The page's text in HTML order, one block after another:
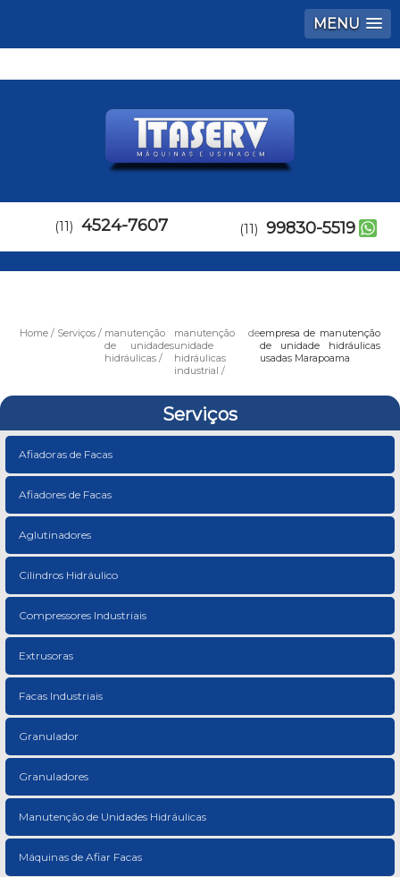
MENU
(11) 4524-7607 (11) 99830-5519
Home Serviços
manutenção
de unidades
hidráulicas
manutenção de
unidade
hidráulicas
industrial
empresa de manutenção
de unidade hidráulicas
usadas Marapoama
Serviços
Afiadoras de Facas
Afiadores de Facas
Aglutinadores
Cilindros Hidráulico
Compressores Industriais
Extrusoras
Facas Industriais
Granulador
Granuladores
Manutenção de Unidades Hidráulicas
Máquinas de Afiar Facas